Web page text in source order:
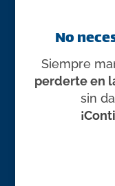
No
Siempre
perderte en
sin